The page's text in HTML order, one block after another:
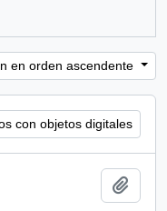
en orden ascendente
con objetos digitales